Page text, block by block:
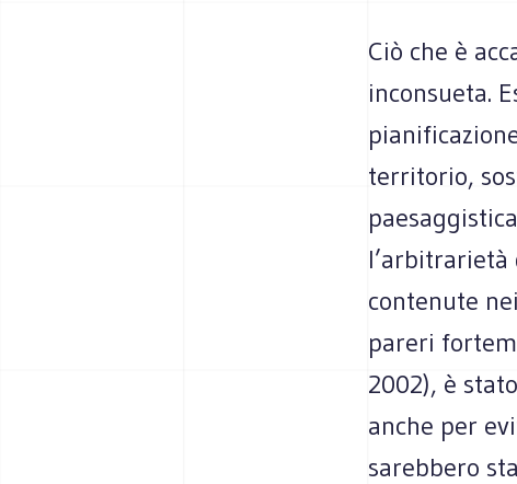
Ciò che è
inconsueta.
territorio,
l’arbitrarietà
contenute
pareri
2002), è
anche per
sarebbero